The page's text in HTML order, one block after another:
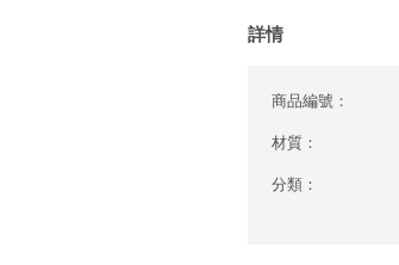
詳情
商品編號：
材質：
分類：